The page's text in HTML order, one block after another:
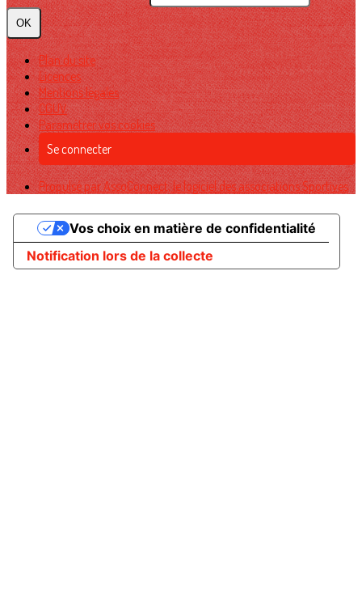
OK
Plan du site
Licences
Mentions légales
CGUV
Paramétrer vos cookies
Se connecter
Propulsé par AssoConnect, le logiciel des associations Sportives
Notification lors de la collecte
Vos choix en matière de confidentialité